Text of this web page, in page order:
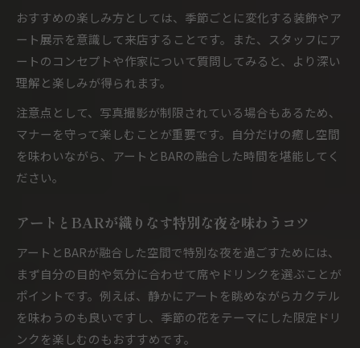
おすすめの楽しみ方としては、季節ごとに変化する装飾やア
ート展示を意識して来店することです。また、スタッフにア
ートのコンセプトや作家について質問してみると、より深い
理解と楽しみが得られます。
注意点として、写真撮影が制限されている場合もあるため、
マナーを守って楽しむことが重要です。自分だけの癒し空間
を味わいながら、アートとBARの融合した時間を堪能してく
ださい。
アートとBARが織りなす特別な夜を味わうコツ
アートとBARが融合した空間で特別な夜を過ごすためには、
まず自分の目的や気分に合わせて席やドリンクを選ぶことが
ポイントです。例えば、静かにアートを眺めながらカクテル
を味わうのも良いですし、季節の花をテーマにした限定ドリ
ンクを楽しむのもおすすめです。